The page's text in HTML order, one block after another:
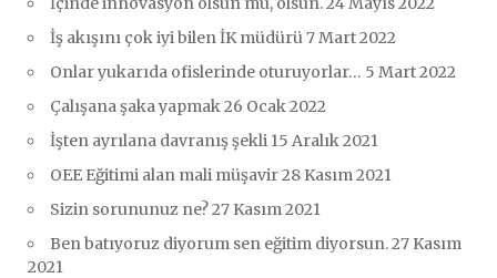
İş akışını çok iyi bilen İK müdürü7 Mart 2022
Onlar yukarıda ofislerinde oturuyorlar… 5 Mart 2022
Çalışana şaka yapmak26 Ocak 2022
İşten ayrılana davranış şekli 15 Aralık 2021
OEE Eğitimi alan mali müşavir28 Kasım 2021
Sizin sorununuz ne?27 Kasım 2021
Ben batıyoruz diyorum sen eğitim diyorsun.27 Kasım
2021